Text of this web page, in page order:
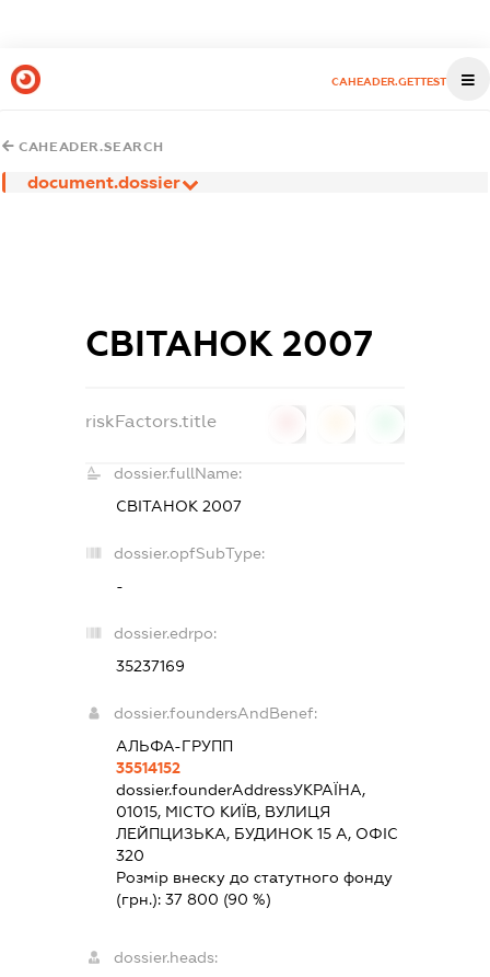
CAHEADER.GETTEST
CAHEADER.SEARCH
document.dossier
СВІТАНОК 2007
riskFactors.title
dossier.fullName:
СВІТАНОК 2007
dossier.opfSubType:
-
dossier.edrpo:
35237169
dossier.foundersAndBenef:
АЛЬФА-ГРУПП
35514152
dossier.founderAddressУКРАЇНА,
01015, МІСТО КИЇВ, ВУЛИЦЯ
ЛЕЙПЦИЗЬКА, БУДИНОК 15 А, ОФІС
320
Розмір внеску до статутного фонду
(грн.):37 800 (90 %)
dossier.heads: